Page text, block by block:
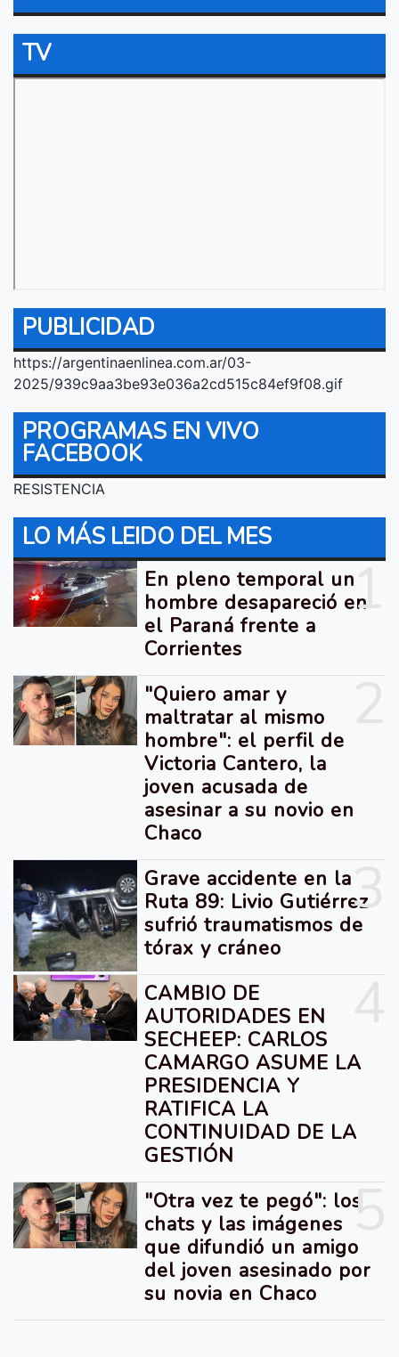
TV
PUBLICIDAD
https://argentinaenlinea.com.ar/03-
2025/939c9aa3be93e036a2cd515c84ef9f08.gif
PROGRAMAS EN VIVO
FACEBOOK
RESISTENCIA
LO MÁS LEIDO DEL MES
1
En pleno temporal un
hombre desapareció en
el Paraná frente a
Corrientes
"Quiero amar y
maltratar al mismo
hombre": el perfil de
Victoria Cantero, la
joven acusada de
asesinar a su novio en
Chaco
3
Grave accidente en la
Ruta 89: Livio Gutiérrez
sufrió traumatismos de
tórax y cráneo
CAMBIO DE
AUTORIDADES EN
SECHEEP: CARLOS
CAMARGO ASUME LA
PRESIDENCIA Y
RATIFICA LA
CONTINUIDAD DE LA
GESTIÓN
5
"Otra vez te pegó": los
chats y las imágenes
que difundió un amigo
del joven asesinado por
su novia en Chaco